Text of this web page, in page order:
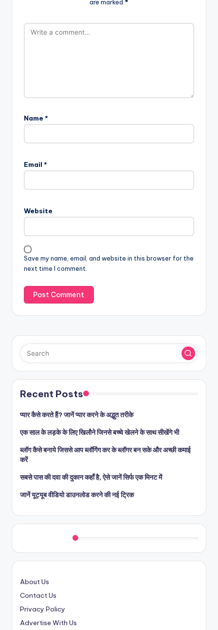
are marked *
Name *
Email *
Website
Save my name, email, and website in this browser for the
next time I comment.
Recent Posts
प्यार कैसे करते हैं? जानें प्यार करने के अद्भुत तरीके
एक साल के लड़के के लिए खिलौने जिनसे बच्चे खेलने के साथ सीखेंगे भी
ब्लॉग कैसे बनाये जिससे आप ब्लॉगिंग कर के ब्लॉगर बन सके और अच्छी कमाई
करें
सबसे पास की दवा की दुकान कहाँ है, ऐसे जानें सिर्फ एक मिनट में
जानें यूट्यूब वीडियो डाउनलोड करने की नई ट्रिक
About Us
Contact Us
Privacy Policy
Advertise With Us